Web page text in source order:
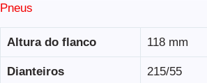
Pneus
Altura do flanco 118 mm
Dianteiros 215/55